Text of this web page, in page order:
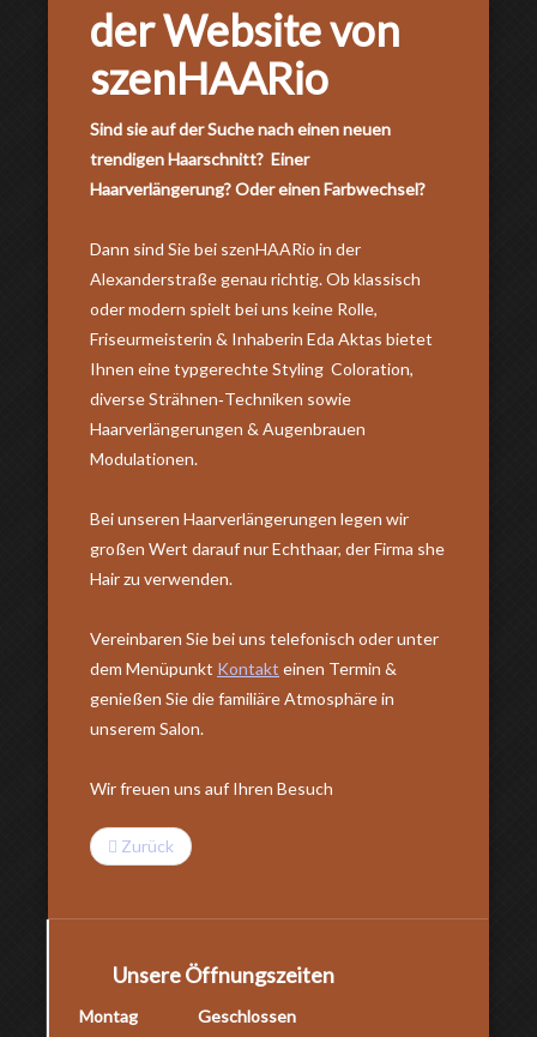
der Website von
szenHAARio
Sind sie auf der Suche nach einen neuen
trendigen Haarschnitt? Einer
Haarverlängerung? Oder einen Farbwechsel?
Dann sind Sie bei szenHAARio in der
Alexanderstraße genau richtig. Ob klassisch
oder modern spielt bei uns keine Rolle,
Friseurmeisterin & Inhaberin Eda Aktas bietet
Ihnen eine typgerechte Styling Coloration,
diverse Strähnen‐Techniken sowie
Haarverlängerungen & Augenbrauen
Modulationen.
Bei unseren Haarverlängerungen legen wir
großen Wert darauf nur Echthaar, der Firma she
Hair zu verwenden.
Vereinbaren Sie bei uns telefonisch oder unter
dem Menüpunkt Kontakt einen Termin &
genießen Sie die familiäre Atmosphäre in
unserem Salon.
Wir freuen uns auf Ihren Besuch
Zurück
Unsere Öffnungszeiten
Montag
Geschlossen